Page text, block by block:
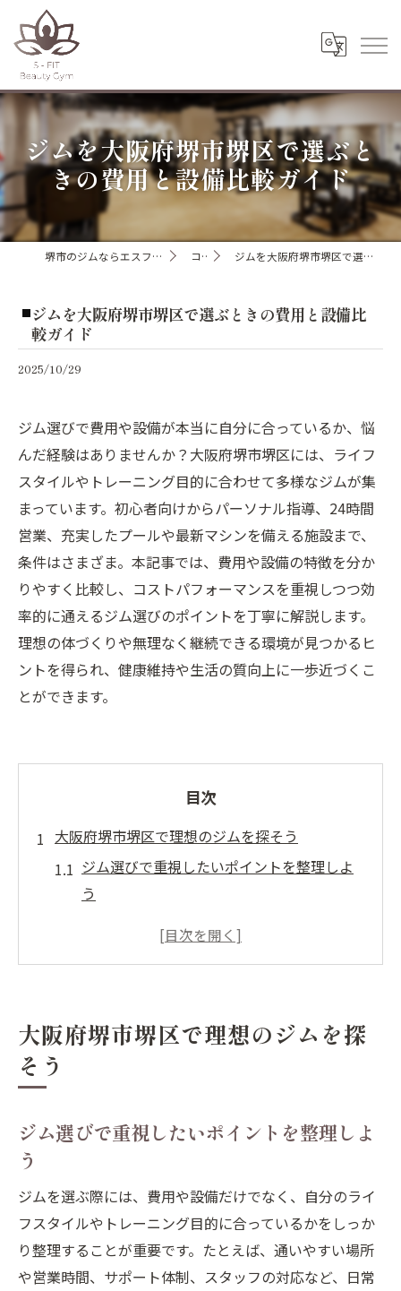
ジムを大阪府堺市堺区で選ぶと
きの費用と設備比較ガイド
堺市のジムならエスフィットビューティージム コラム ジムを大阪府堺市堺区で選ぶときの費用と設備比較ガイド
ジムを大阪府堺市堺区で選ぶときの費用と設備比
較ガイド
2025/10/29
ジム選びで費用や設備が本当に自分に合っているか、悩
んだ経験はありませんか？大阪府堺市堺区には、ライフ
スタイルやトレーニング目的に合わせて多様なジムが集
まっています。初心者向けからパーソナル指導、24時間
営業、充実したプールや最新マシンを備える施設まで、
条件はさまざま。本記事では、費用や設備の特徴を分か
りやすく比較し、コストパフォーマンスを重視しつつ効
率的に通えるジム選びのポイントを丁寧に解説します。
理想の体づくりや無理なく継続できる環境が見つかるヒ
ントを得られ、健康維持や生活の質向上に一歩近づくこ
とができます。
目次
大阪府堺市堺区で理想のジムを探そう
ジム選びで重視したいポイントを整理しよ
う
ジムの立地や通いやすさが続けるカギにな
ジム利用の目的別おすすめ活用法を解説
設備や費用で選ぶジムの新基準
ジム費用の相場とコスト重視の選び方
認
ジム選びで重要なコスパ比較の視点とは
ジムの設備充実度を見極めるチェックポイ
ント
大阪府堺市堺区で理想のジムを探
そう
ジム選びで重視したいポイントを整理しよ
う
ジムを選ぶ際には、費用や設備だけでなく、自分のライ
フスタイルやトレーニング目的に合っているかをしっか
り整理することが重要です。たとえば、通いやすい場所
や営業時間、サポート体制、スタッフの対応など、日常